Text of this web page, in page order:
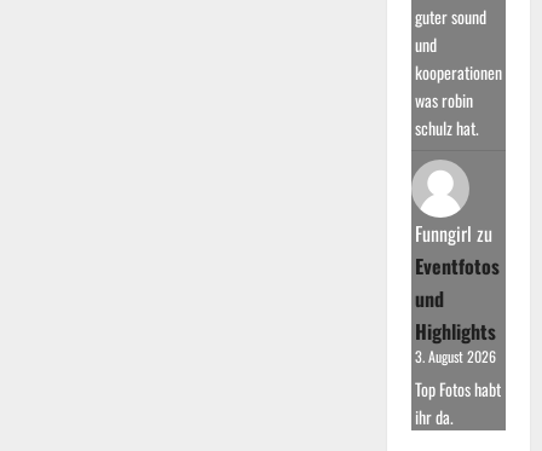
guter sound
und
kooperationen
was robin
schulz hat.
Funngirl zu
Eventfotos
und
Highlights
3. August 2026
Top Fotos habt
ihr da.